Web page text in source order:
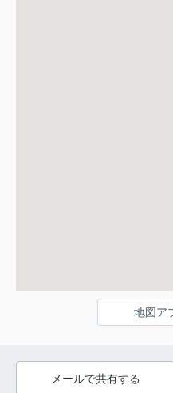
地図ア
メールで共有する